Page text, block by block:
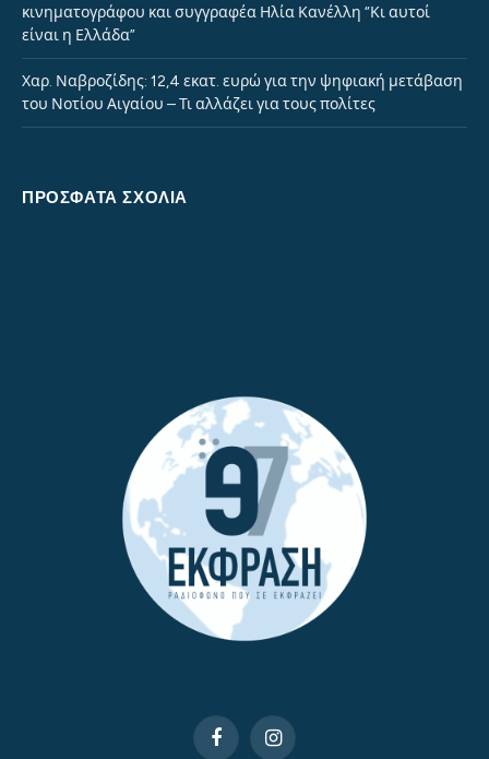
κινηματογράφου και συγγραφέα Ηλία Κανέλλη “Κι αυτοί
είναι η Ελλάδα”
Χαρ. Ναβροζίδης: 12,4 εκατ. ευρώ για την ψηφιακή μετάβαση
του Νοτίου Αιγαίου – Τι αλλάζει για τους πολίτες
ΠΡΌΣΦΑΤΑ ΣΧΌΛΙΑ
FacebookInstagram